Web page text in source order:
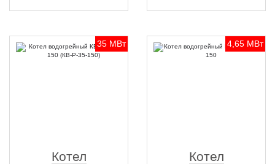
35 МВт
Котел
4,65 МВт
Котел